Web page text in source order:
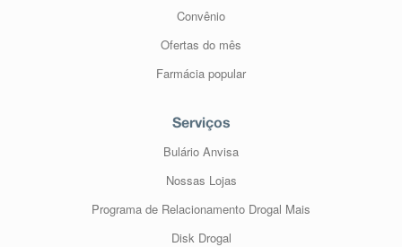
Convênio
Ofertas do mês
Farmácia popular
Serviços
Bulário Anvisa
Nossas Lojas
Programa de Relacionamento Drogal Mais
Disk Drogal